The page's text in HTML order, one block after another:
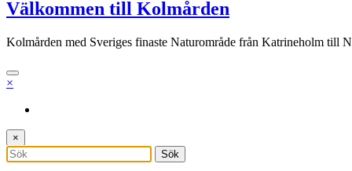
Välkommen till Kolmården
Kolmården med Sveriges finaste Naturområde från Katrineholm till
×
×